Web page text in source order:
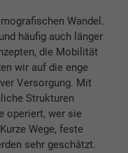
Wandel.
häufig auch länger
die Mobilität
wir auf die enge
Versorgung. Mit
Strukturen
operiert, wer sie
Wege, feste
sehr geschätzt.